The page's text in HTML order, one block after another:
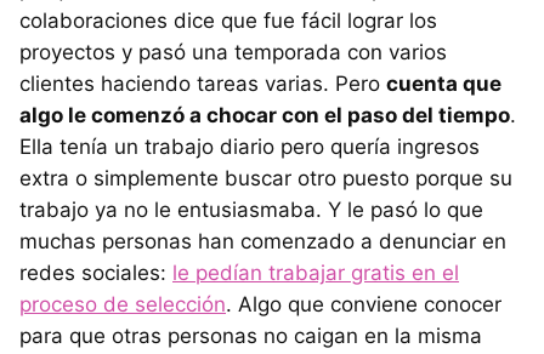
colaboraciones dice que fue fácil lograr los
proyectos y pasó una temporada con varios
clientes haciendo tareas varias. Pero cuenta que
algo le comenzó a chocar con el paso del tiempo.
Ella tenía un trabajo diario pero quería ingresos
extra o simplemente buscar otro puesto porque su
trabajo ya no le entusiasmaba. Y le pasó lo que
muchas personas han comenzado a denunciar en
redes sociales: le pedían trabajar gratis en el
proceso de selección. Algo que conviene conocer
para que otras personas no caigan en la misma